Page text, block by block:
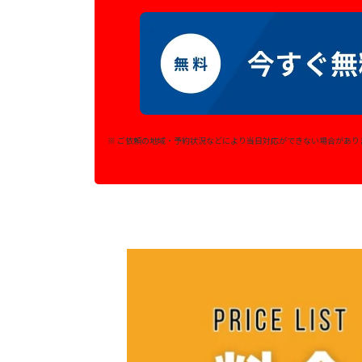
※ ご依頼の地域・予約状況などにより当日対応ができない場合があり